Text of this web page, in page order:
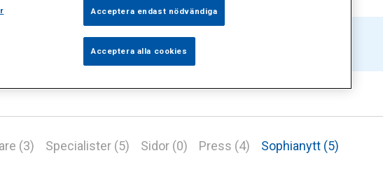
(3) Specialister (5) Sidor (0) Press (4) Sophianytt (5)
Acceptera endast nödvändiga
Acceptera alla cookies